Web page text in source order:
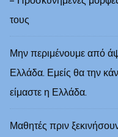
τους
Μην περιμένουμε από
Ελλάδα. Εμείς θα την
είμαστε η Ελλάδα.
Μαθητές πριν